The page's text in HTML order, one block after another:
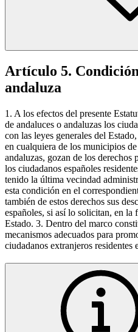
Artículo 5.
andaluza
1. A los efectos del presente
de andaluces o andaluzas los
con las leyes generales del
en cualquiera de los municipios
andaluzas, gozan de los
los ciudadanos españoles
tenido la última vecindad
esta condición en el
también de estos derechos sus
españoles, si así lo solicitan, en la
Estado. 3. Dentro del marco
mecanismos adecuados para
ciudadanos extranjeros residentes